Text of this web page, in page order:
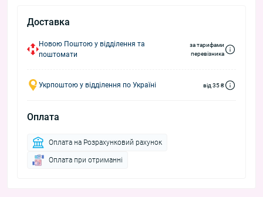
Доставка
Новою Поштою у відділення та
поштомати
за тарифами
перевізника
Укрпоштою у відділення по Україні від 35 ₴
Оплата
Оплата на Розрахунковий рахунок
Оплата при отриманні